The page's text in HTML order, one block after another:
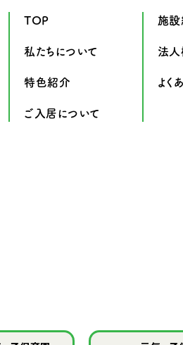
TOP
私たちについて
特色紹介
ご入居について
施設
法人
よく